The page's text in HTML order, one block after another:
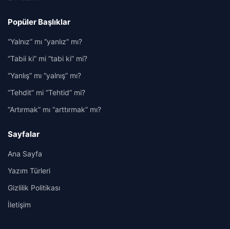
Popüler Başlıklar
“Yalnız” mı “yanlız” mı?
“Tabii ki” mi “tabi ki” mi?
“Yanlış” mı “yalnış” mı?
“Tehdit” mi “Tehtid” mi?
“Artırmak” mı “arttırmak” mı?
Sayfalar
Ana Sayfa
Yazım Türleri
Gizlilik Politikası
İletişim